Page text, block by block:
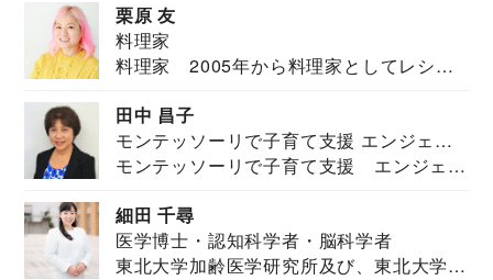
栗原 友
料理家
料理家 2005年から料理家としてレシピ
田中 昌子
モンテッソーリで子育て支援 エンジェル
ズハウス研究所所長
モンテッソーリで子育て支援 エンジェル
細田 千尋
医学博士・認知科学者・脳科学者
東北大学加齢医学研究所及び、東北大学大